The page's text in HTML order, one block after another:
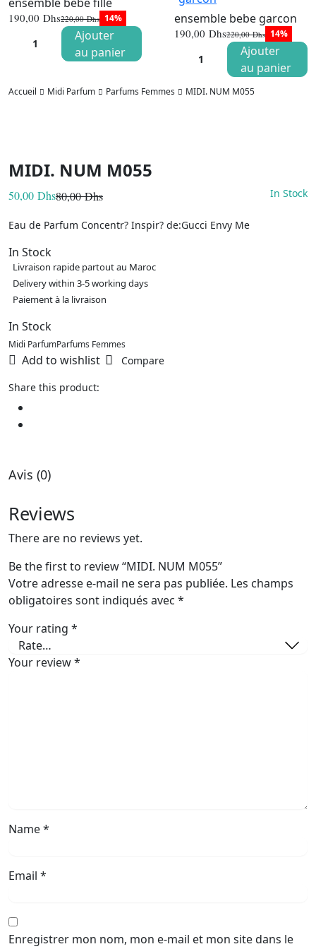
220,00Dhs
Le
prix
initial
était :
190,00 Dhs
Le
prix
actuel
est :
14%
Ajouter
au panier
ensemble bebe garcon
220,00Dhs
Le
prix
initial
était :
190,00 Dhs
Le
prix
actuel
est :
14%
Ajouter
au panier
Accueil Midi Parfum Parfums Femmes MIDI. NUM M055
MIDI. NUM M055
80,00Dhs
Le
initial
80,00 Dhs.
50,00 Dhs
Le
actuel
50,00 Dhs.
In Stock
Eau de Parfum Concentr? Inspir? de:Gucci Envy Me
In Stock
Livraison rapide partout au Maroc
Delivery within 3-5 working days
Paiement à la livraison
In Stock
Midi ParfumParfums Femmes
Add to wishlist Compare
Share this product:
Avis (0)
Reviews
There are no reviews yet.
Be the first to review “MIDI. NUM M055”
Votre adresse e-mail ne sera pas publiée. Les champs
obligatoires sont indiqués avec *
Your rating *
Your review*
Name*
Email *
Enregistrer mon nom, mon e-mail et mon site dans le